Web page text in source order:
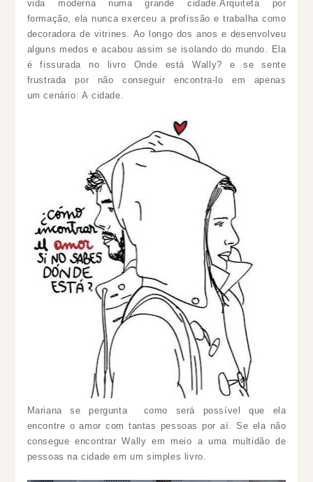
vida moderna numa grande cidade.Arquiteta por
formação, ela nunca exerceu a profissão e trabalha como
decoradora de vitrines. Ao longo dos anos e desenvolveu
alguns medos e acabou assim se isolando do mundo. Ela
é fissurada no livro Onde está Wally? e se sente
frustrada por não conseguir encontra-lo em apenas
um cenário: A cidade.
Mariana se pergunta como será possível que ela
encontre o amor com tantas pessoas por aí. Se ela não
consegue encontrar Wally em meio a uma multidão de
pessoas na cidade em um simples livro.